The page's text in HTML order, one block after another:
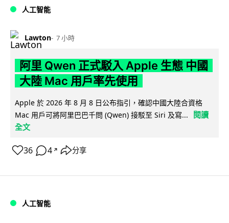
人工智能
Lawton 7 小時
阿里 Qwen 正式駁入 Apple 生態 中國
大陸 Mac 用戶率先使用
Apple 於 2026 年 8 月 8 日公布指引，確認中國大陸合資格
Mac 用戶可將阿里巴巴千問 (Qwen) 接駁至 Siri 及寫...
閱讀
全文
36 4 ↗ 分享
人工智能